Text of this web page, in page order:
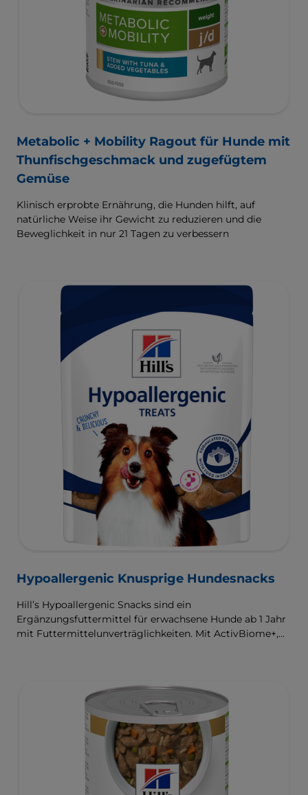
Metabolic + Mobility Ragout für Hunde mit
Thunfischgeschmack und zugefügtem
Gemüse
Klinisch erprobte Ernährung, die Hunden hilft, auf
natürliche Weise ihr Gewicht zu reduzieren und die
Beweglichkeit in nur 21 Tagen zu verbessern
Hypoallergenic Knusprige Hundesnacks
Hill’s Hypoallergenic Snacks sind ein
Ergänzungsfuttermittel für erwachsene Hunde ab 1 Jahr
mit Futtermittelunverträglichkeiten. Mit ActivBiome+,
Hautgesundheit.